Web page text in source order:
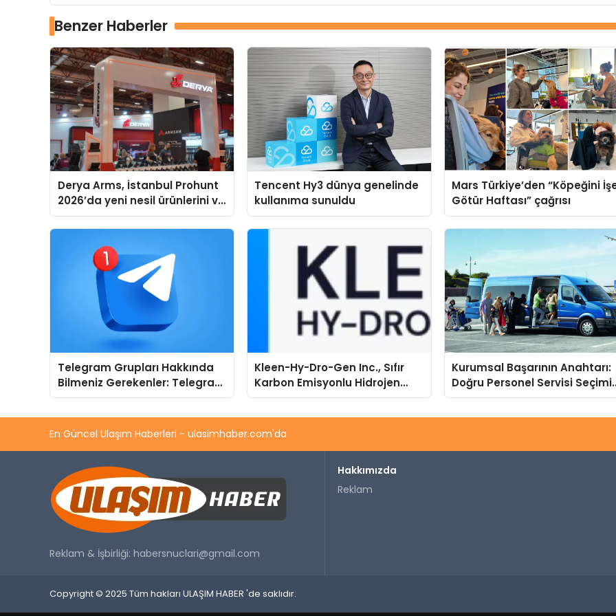
Benzer Haberler
Derya Arms, İstanbul Prohunt
2026’da yeni nesil ürünlerini ve
global marka vizyonunu
sergiledi
Tencent Hy3 dünya genelinde
kullanıma sunuldu
Mars Türkiye’den “Köpeğini
Götür Haftası” çağrısı
Telegram Grupları Hakkında
Bilmeniz Gerekenler: Telegram
Kullanıcıları İçin Kategori Bazlı
Kleen-Hy-Dro-Gen Inc., Sıfır
Karbon Emisyonlu Hidrojen
Isıtma Teknolojisinde ISO ve
Aldı
Kurumsal Başarının Anahtarı:
Doğru Personel Servisi Seçimi
ve Süren Turizm Farkı
En Güncel Ulaşım Haberleri - ulasimhaber.com'da
Reklam & İşbirliği: habersnuclari@gmail.com
Hakkımızda
Reklam
Copyright © 2025 Tüm hakları ULAŞIM HABER 'de saklıdır.